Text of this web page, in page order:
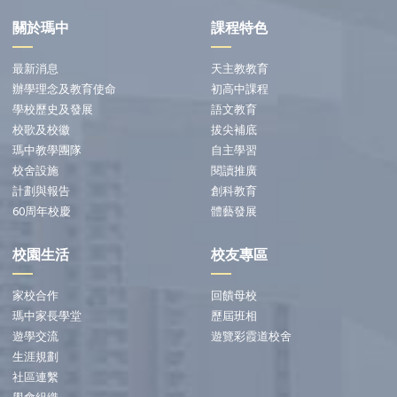
關於瑪中
最新消息
辦學理念及教育使命
學校歷史及發展
校歌及校徽
瑪中教學團隊
校舍設施
計劃與報告
60周年校慶
課程特色
天主教教育
初高中課程
語文教育
拔尖補底
自主學習
閱讀推廣
創科教育
體藝發展
校園生活
家校合作
瑪中家長學堂
遊學交流
生涯規劃
社區連繫
校友專區
回饋母校
歷屆班相
遊覽彩霞道校舍